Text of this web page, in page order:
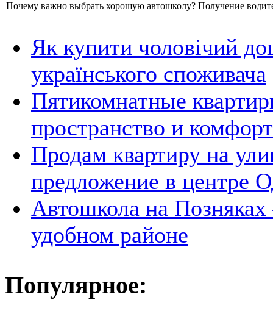
Почему важно выбрать хорошую автошколу? Получение
Як купити чоловічий
українського споживача
Пятикомнатные
пространство и
Продам квартиру на
предложение в центре
Автошкола на Позняках
удобном районе
Популярное: